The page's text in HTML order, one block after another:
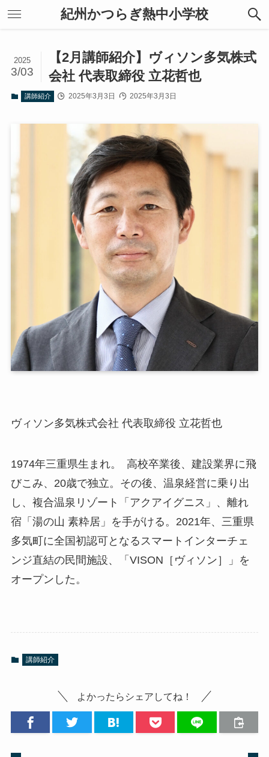
紀州かつらぎ熱中小学校
【2月講師紹介】ヴィソン多気株式
会社 代表取締役 立花哲也
2025
3/03
講師紹介 2025年3月3日 2025年3月3日
ヴィソン多気株式会社 代表取締役 立花哲也
1974年三重県生まれ。 高校卒業後、建設業界に飛
びこみ、20歳で独立。その後、温泉経営に乗り出
し、複合温泉リゾート「アクアイグニス」、離れ
宿「湯の山 素粋居」を手がける。2021年、三重県
多気町に全国初認可となるスマートインターチェ
ンジ直結の民間施設、「VISON［ヴィソン］」を
オープンした。
講師紹介
よかったらシェアしてね！